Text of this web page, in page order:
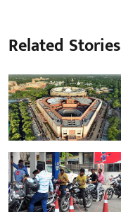
Related Stories